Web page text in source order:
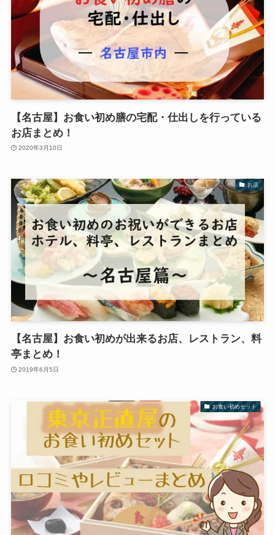
【名古屋】お食い初め膳の宅配・仕出しを行っている
お店まとめ！
2020年3月10日
お店
【名古屋】お食い初めが出来るお店、レストラン、料
亭まとめ！
2019年6月5日
お食い初めセット